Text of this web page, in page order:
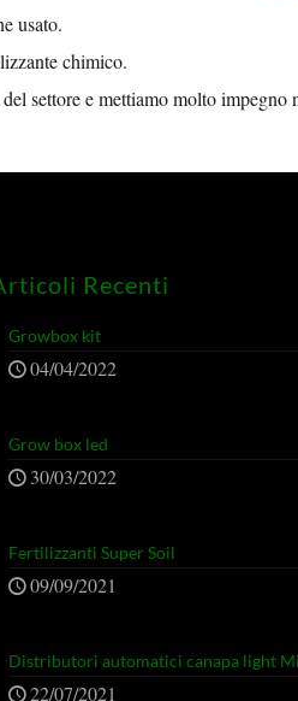
usato.
chimico.
settore e mettiamo molto impegno
Recenti
Growbox kit
04/04/2022
Grow box led
30/03/2022
Fertilizzanti Super Soil
09/09/2021
Distributori automatici canapa light
22/07/2021